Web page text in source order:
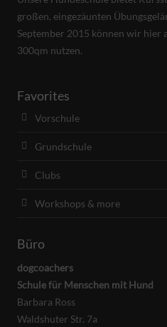
großen, eingezäunten
September 2015 können wir hier
300qm nutzen.
Favorites
Vorschule
Grundschule
Clubs
Workshops & more
Büro
dogcoachers
Schule für Menschen mit Hund
Barbara Ross
Waldshuter Str. 7a